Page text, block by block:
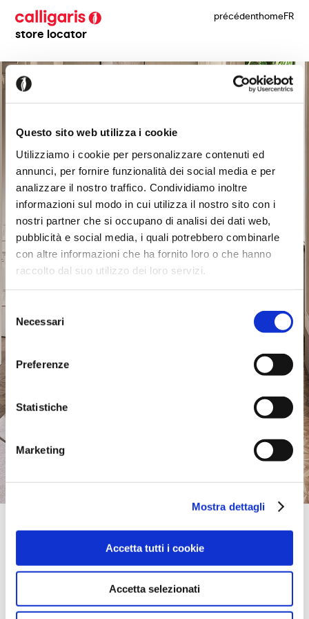
Questo sito web utilizza i cookie
Utilizziamo i cookie per personalizzare contenuti ed
annunci, per fornire funzionalità dei social media e per
analizzare il nostro traffico. Condividiamo inoltre
informazioni sul modo in cui utilizza il nostro sito con i
nostri partner che si occupano di analisi dei dati web,
pubblicità e social media, i quali potrebbero combinarle
con altre informazioni che ha fornito loro o che hanno
raccolto dal suo utilizzo dei loro servizi.
Selezione
del
consenso
Necessari
Preferenze
Statistiche
Marketing
Mostra dettagli
Accetta tutti i cookie
Accetta selezionati
store locator
précédenthomeFR
PORTTIPUISTONTIE 1,
01200, VANTAA, Finlande
itinéraire